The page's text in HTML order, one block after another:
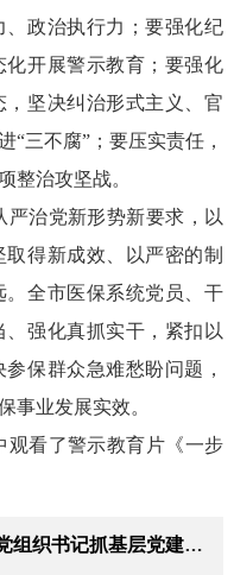
政治执行力；要强化纪
开展警示教育；要强化
坚决纠治形式主义、官
“三不腐”；要压实责任，
整治攻坚战。
治党新形势新要求，以
得新成效、以严密的制
全市医保系统党员、干
强化真抓实干，紧扣以
保群众急难愁盼问题，
事业发展实效。
观看了警示教育片《一步
抓基层党建工作述职评议会